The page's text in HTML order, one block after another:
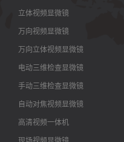
立体视频显微镜
万向视频显微镜
万向立体视频显微镜
电动三维检查显微镜
手动三维检查显微镜
自动对焦视频显微镜
高清视频一体机